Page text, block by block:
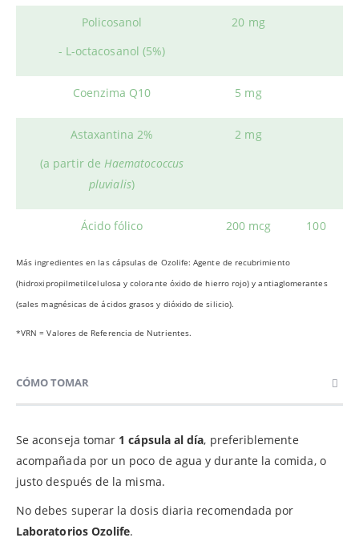
Policosanol
- L-octacosanol (5%)
20 mg
Coenzima Q10 5 mg
Astaxantina 2%
(a partir de Haematococcus
pluvialis)
2 mg
Ácido fólico 200 mcg 100
Más ingredientes en las cápsulas de Ozolife: Agente de recubrimiento
(hidroxipropilmetilcelulosa y colorante óxido de hierro rojo) y antiaglomerantes
(sales magnésicas de ácidos grasos y dióxido de silicio).
*VRN = Valores de Referencia de Nutrientes.
CÓMO TOMAR
Se aconseja tomar 1 cápsula al día, preferiblemente
acompañada por un poco de agua y durante la comida, o
justo después de la misma.
No debes superar la dosis diaria recomendada por
Laboratorios Ozolife.